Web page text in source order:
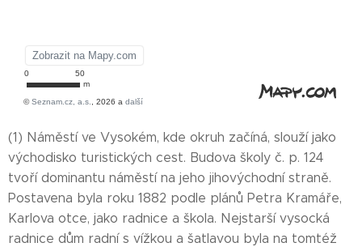
(1) Náměstí ve Vysokém, kde okruh začíná, slouží jako
východisko turistických cest. Budova školy č. p. 124
tvoří dominantu náměstí na jeho jihovýchodní straně.
Postavena byla roku 1882 podle plánů Petra Kramáře,
Karlova otce, jako radnice a škola. Nejstarší vysocká
radnice dům radní s vížkou a šatlavou byla na tomtéž